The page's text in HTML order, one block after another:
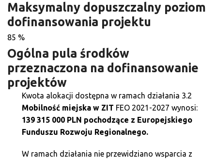
Maksymalny dopuszczalny poziom
dofinansowania projektu
85 %
Ogólna pula środków
przeznaczona na dofinansowanie
projektów
Kwota alokacji dostępna w ramach działania 3.2
Mobilność miejska w ZIT FEO 2021-2027 wynosi:
139 315 000 PLN pochodzące z Europejskiego
Funduszu Rozwoju Regionalnego.
W ramach działania nie przewidziano wsparcia z